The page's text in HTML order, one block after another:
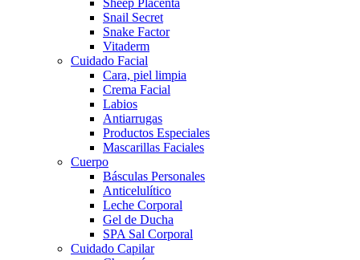
Sheep Placenta
Snail Secret
Snake Factor
Vitaderm
Cuidado Facial
Cara, piel limpia
Crema Facial
Labios
Antiarrugas
Productos Especiales
Mascarillas Faciales
Cuerpo
Básculas Personales
Anticelulítico
Leche Corporal
Gel de Ducha
SPA Sal Corporal
Cuidado Capilar